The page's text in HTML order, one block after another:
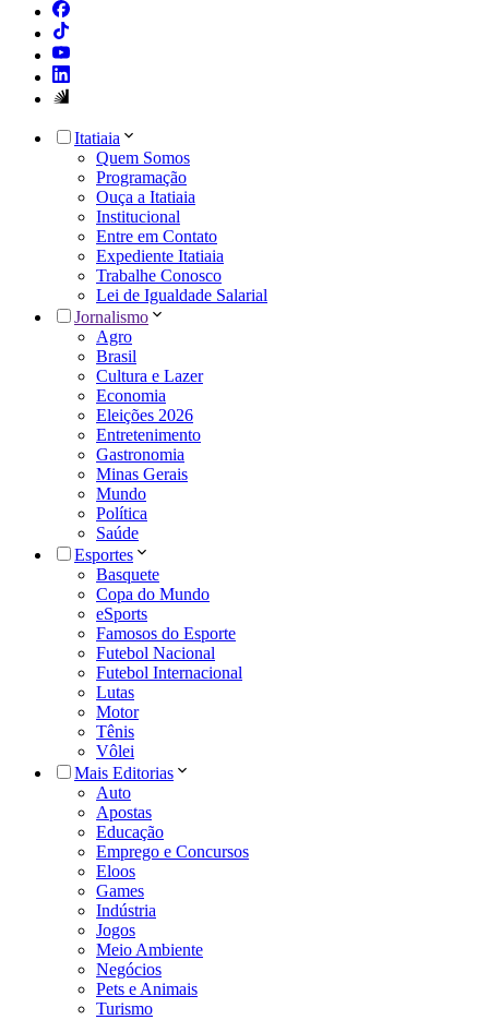
Itatiaia
Quem Somos
Programação
Ouça a Itatiaia
Institucional
Entre em Contato
Expediente Itatiaia
Trabalhe Conosco
Lei de Igualdade Salarial
Jornalismo
Agro
Brasil
Cultura e Lazer
Economia
Eleições 2026
Entretenimento
Gastronomia
Minas Gerais
Mundo
Política
Saúde
Esportes
Basquete
Copa do Mundo
eSports
Famosos do Esporte
Futebol Nacional
Futebol Internacional
Lutas
Motor
Tênis
Vôlei
Mais Editorias
Auto
Apostas
Educação
Emprego e Concursos
Eloos
Games
Indústria
Jogos
Meio Ambiente
Negócios
Pets e Animais
Turismo